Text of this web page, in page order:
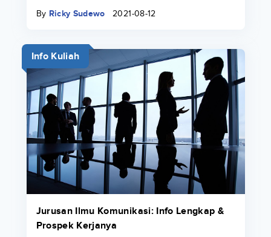
By Ricky Sudewo 2021-08-12
Info Kuliah
Jurusan Ilmu Komunikasi: Info Lengkap &
Prospek Kerjanya